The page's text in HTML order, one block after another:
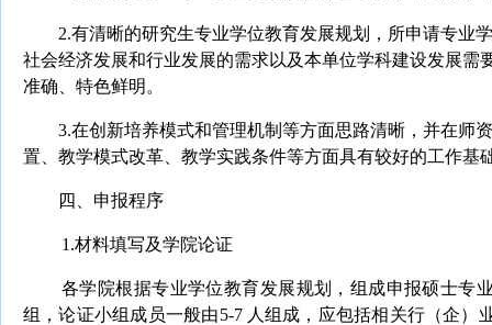
2.有清晰的研究生专业学位教育发展规划，所申请专业
社会经济发展和行业发展的需求以及本单位学科建设发展需
准确、特色鲜明。
3.在创新培养模式和管理机制等方面思路清晰，并在师
置、教学模式改革、教学实践条件等方面具有较好的工作基
四、申报程序
1.材料填写及学院论证
各学院根据专业学位教育发展规划，组成申报硕士专
组，论证小组成员一般由5-7 人组成，应包括相关行（企）